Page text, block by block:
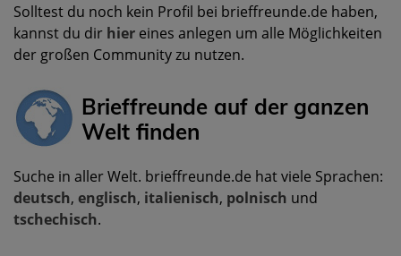
Solltest du noch kein Profil bei brieffreunde.de haben,
kannst du dir hier eines anlegen um alle Möglichkeiten
der großen Community zu nutzen.
Brieffreunde auf der ganzen
Welt finden
Suche in aller Welt. brieffreunde.de hat viele Sprachen:
deutsch, englisch, italienisch, polnisch und
tschechisch.